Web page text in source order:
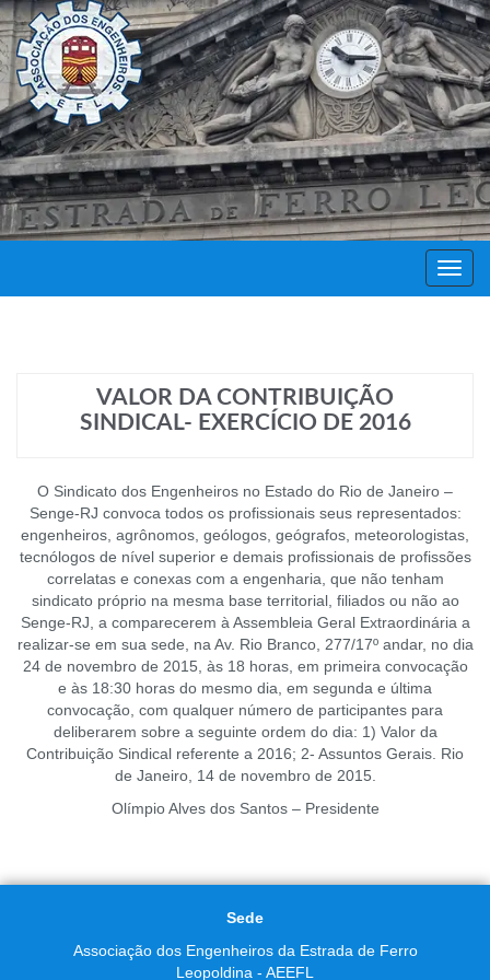
VALOR DA CONTRIBUIÇÃO
SINDICAL- EXERCÍCIO DE 2016
O Sindicato dos Engenheiros no Estado do Rio de Janeiro –
Senge-RJ convoca todos os profissionais seus representados:
engenheiros, agrônomos, geólogos, geógrafos, meteorologistas,
tecnólogos de nível superior e demais profissionais de profissões
correlatas e conexas com a engenharia, que não tenham
sindicato próprio na mesma base territorial, filiados ou não ao
Senge-RJ, a comparecerem à Assembleia Geral Extraordinária a
realizar-se em sua sede, na Av. Rio Branco, 277/17º andar, no dia
24 de novembro de 2015, às 18 horas, em primeira convocação
e às 18:30 horas do mesmo dia, em segunda e última
convocação, com qualquer número de participantes para
deliberarem sobre a seguinte ordem do dia: 1) Valor da
Contribuição Sindical referente a 2016; 2- Assuntos Gerais. Rio
de Janeiro, 14 de novembro de 2015.
Olímpio Alves dos Santos – Presidente
Sede
Associação dos Engenheiros da Estrada de Ferro
Leopoldina - AEEFL